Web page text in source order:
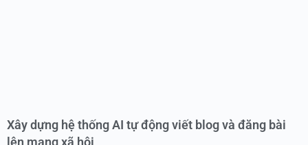
Xây dựng hệ thống AI tự động viết blog và đăng bài
lên mạng xã hội